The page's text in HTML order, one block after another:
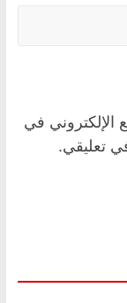
الإلكتروني في
تعليقي.